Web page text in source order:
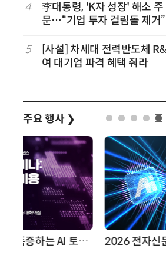
4
李대통령, 'K자 성장' 해소 주
문…“기업 투자 걸림돌 제거
5
[사설] 차세대 전력반도체
여 대기업 파격 혜택 줘라
주요 행사 ❯
2026 전자신문 테크데이